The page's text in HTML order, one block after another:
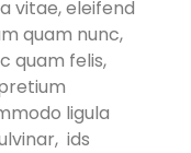
vitae, eleifend
quam nunc,
quam felis,
ligula
ids